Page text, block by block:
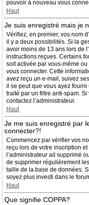
pouvoir à nouveau vous
Haut
Je suis enregistré mais je
Vérifiez, en premier, vos nom
il y a deux possibilités. Si la
avoir moins de 13 ans lors de
instructions reçues. Certains
soit activée par vous-même
vous connecter. Cette
avez reçu un e-mail, suivez
il se peut que vous ayez
traité par un filtre anti-spam.
contactez l’administrateur.
Haut
Je me suis enregistré par
connecter?!
Commencez par vérifier vos
reçu lors de votre inscription
l’administrateur ait supprimé
de supprimer régulièrement
taille de la base de données.
soyez plus investi dans le
Haut
Que signifie COPPA?